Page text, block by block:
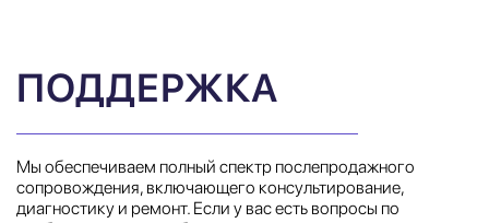
ПОДДЕРЖКА
Мы обеспечиваем полный спектр послепродажного
сопровождения, включающего консультирование,
диагностику и ремонт. Если у вас есть вопросы по